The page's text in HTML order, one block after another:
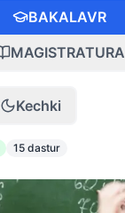
BAKALAVR
MAGISTRATURA
Kechki
15 dastur